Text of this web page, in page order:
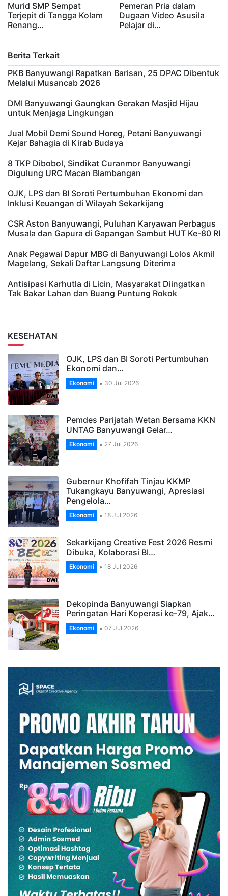
Murid SMP Sempat
Terjepit di Tangga Kolam
Renang…
Pemeran Pria dalam
Dugaan Video Asusila
Pelajar di…
Berita Terkait
PKB Banyuwangi Rapatkan Barisan, 25 DPAC Dibentuk
Melalui Musancab 2026
DMI Banyuwangi Gaungkan Gerakan Masjid Hijau
untuk Menjaga Lingkungan
Jual Mobil Demi Sound Horeg, Petani Banyuwangi
Kejar Bahagia di Kirab Budaya
8 TKP Dibobol, Sindikat Curanmor Banyuwangi
Digulung URC Macan Blambangan
OJK, LPS dan BI Soroti Pertumbuhan Ekonomi dan
Inklusi Keuangan di Wilayah Sekarkijang
CSR Aston Banyuwangi, Puluhan Karyawan Perbagus
Musala dan Gapura di Gapangan Sambut HUT Ke-80 RI
Anak Pegawai Dapur MBG di Banyuwangi Lolos Akmil
Magelang, Sekali Daftar Langsung Diterima
Antisipasi Karhutla di Licin, Masyarakat Diingatkan
Tak Bakar Lahan dan Buang Puntung Rokok
KESEHATAN
OJK, LPS dan BI Soroti Pertumbuhan
Ekonomi dan…
Ekonomi 30 Jul 2026
Pemdes Parijatah Wetan Bersama KKN
UNTAG Banyuwangi Gelar…
Ekonomi 27 Jul 2026
Gubernur Khofifah Tinjau KKMP
Tukangkayu Banyuwangi, Apresiasi
Pengelola…
Ekonomi 18 Jul 2026
Sekarkijang Creative Fest 2026 Resmi
Dibuka, Kolaborasi BI…
Ekonomi 18 Jul 2026
Dekopinda Banyuwangi Siapkan
Peringatan Hari Koperasi ke-79, Ajak…
Ekonomi 07 Jul 2026